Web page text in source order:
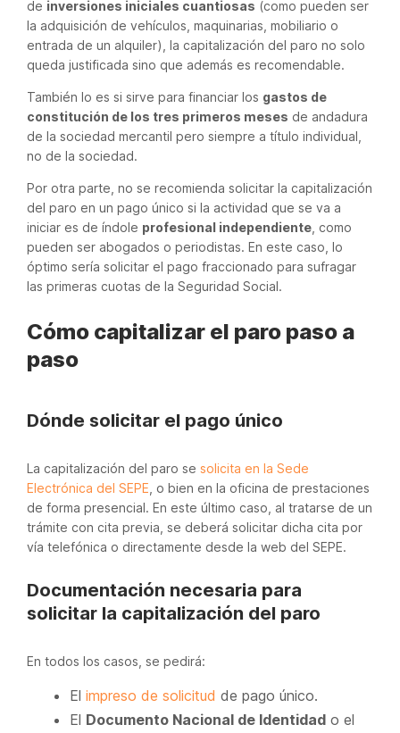
de inversiones iniciales cuantiosas (como pueden ser
la adquisición de vehículos, maquinarias, mobiliario o
entrada de un alquiler), la capitalización del paro no solo
queda justificada sino que además es recomendable.
También lo es si sirve para financiar los gastos de
constitución de los tres primeros meses de andadura
de la sociedad mercantil pero siempre a título individual,
no de la sociedad.
Por otra parte, no se recomienda solicitar la capitalización
del paro en un pago único si la actividad que se va a
iniciar es de índole profesional independiente , como
pueden ser abogados o periodistas. En este caso, lo
óptimo sería solicitar el pago fraccionado para sufragar
las primeras cuotas de la Seguridad Social.
Cómo capitalizar el paro paso a
paso
Dónde solicitar el pago único
La capitalización del paro se solicita en la Sede
Electrónica del SEPE , o bien en la oficina de prestaciones
de forma presencial. En este último caso, al tratarse de un
trámite con cita previa, se deberá solicitar dicha cita por
vía telefónica o directamente desde la web del SEPE.
Documentación necesaria para
solicitar la capitalización del paro
En todos los casos, se pedirá:
El impreso de solicitud de pago único.
El Documento Nacional de Identidad o el